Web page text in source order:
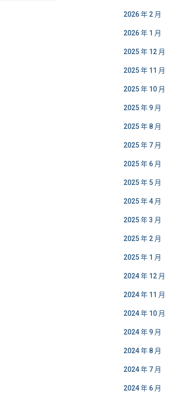
2026 年 2 月
2026 年 1 月
2025 年 12 月
2025 年 11 月
2025 年 10 月
2025 年 9 月
2025 年 8 月
2025 年 7 月
2025 年 6 月
2025 年 5 月
2025 年 4 月
2025 年 3 月
2025 年 2 月
2025 年 1 月
2024 年 12 月
2024 年 11 月
2024 年 10 月
2024 年 9 月
2024 年 8 月
2024 年 7 月
2024 年 6 月